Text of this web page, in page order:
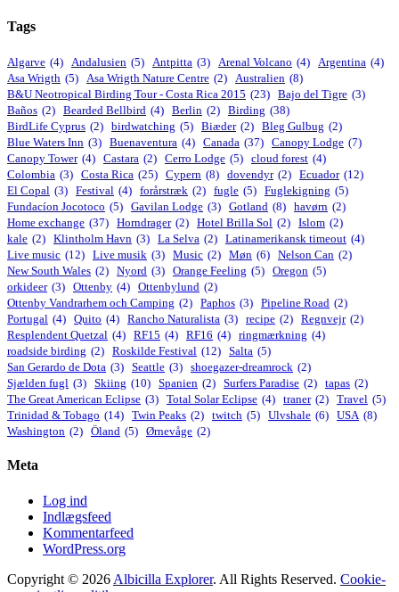
Tags
Algarve (4) Andalusien (5) Antpitta (3) Arenal Volcano (4) Argentina (4)
Asa Wrigth (5) Asa Wrigth Nature Centre (2) Australien (8)
B&U Neotropical Birding Tour - Costa Rica 2015 (23) Bajo del Tigre (3)
Baños (2) Bearded Bellbird (4) Berlin (2) Birding (38)
BirdLife Cyprus (2) birdwatching (5) Biæder (2) Bleg Gulbug (2)
Blue Waters Inn (3) Buenaventura (4) Canada (37) Canopy Lodge (7)
Canopy Tower (4) Castara (2) Cerro Lodge (5) cloud forest (4)
Colombia (3) Costa Rica (25) Cypern (8) dovendyr (2) Ecuador (12)
El Copal (3) Festival (4) forårstræk (2) fugle (5) Fuglekigning (5)
Fundacíon Jocotoco (5) Gavilan Lodge (3) Gotland (8) havørn (2)
Home exchange (37) Horndrager (2) Hotel Brilla Sol (2) Islom (2)
kale (2) Klintholm Havn (3) La Selva (2) Latinamerikansk timeout (4)
Live music (12) Live musik (3) Music (2) Møn (6) Nelson Can (2)
New South Wales (2) Nyord (3) Orange Feeling (5) Oregon (5)
orkideer (3) Ottenby (4) Ottenbylund (2)
Ottenby Vandrarhem och Camping (2) Paphos (3) Pipeline Road (2)
Portugal (4) Quito (4) Rancho Naturalista (3) recipe (2) Regnvejr (2)
Resplendent Quetzal (4) RF15 (4) RF16 (4) ringmærkning (4)
roadside birding (2) Roskilde Festival (12) Salta (5)
San Gerardo de Dota (3) Seattle (3) shoegazer-dreamrock (2)
Sjælden fugl (3) Skiing (10) Spanien (2) Surfers Paradise (2) tapas (2)
The Great American Eclipse (3) Total Solar Eclipse (4) traner (2) Travel (5)
Trinidad & Tobago (14) Twin Peaks (2) twitch (5) Ulvshale (6) USA (8)
Washington (2) Öland (5) Ørnevåge (2)
Meta
Log ind
Indlægsfeed
Kommentarfeed
WordPress.org
Copyright © 2026 Albicilla Explorer. All Rights Reserved. Cookie-